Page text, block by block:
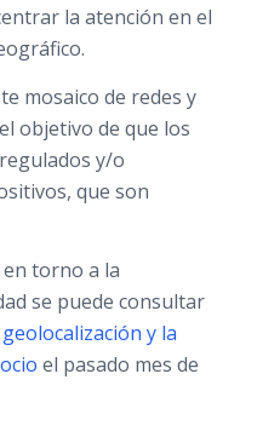
la atención en el
mosaico de redes y
objetivo de que los
y/o
que son
torno a la
se puede consultar
y la
el pasado mes de